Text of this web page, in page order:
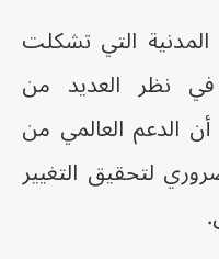
التي تشكلت
ضرورياً في نظر العديد من
أن الدعم العالمي من
لتحقيق التغيير